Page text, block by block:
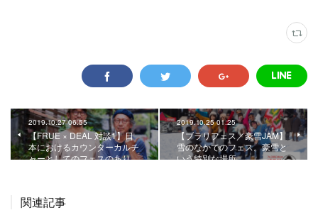
2019.10.27 06:55
【FRUE × DEAL 対談1】日
本におけるカウンターカルチ
ャーとしてのフェスのあり…
2019.10.25 01:25
【ブラリフェス／豪雪JAM】
雪のなかでのフェス。豪雪と
いう特別な場所。
関連記事